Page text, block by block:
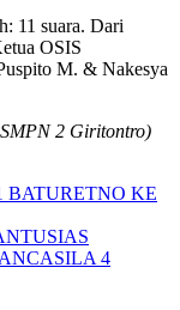
11 suara. Dari
OSIS
M. & Nakesya
2 Giritontro)
KE
4